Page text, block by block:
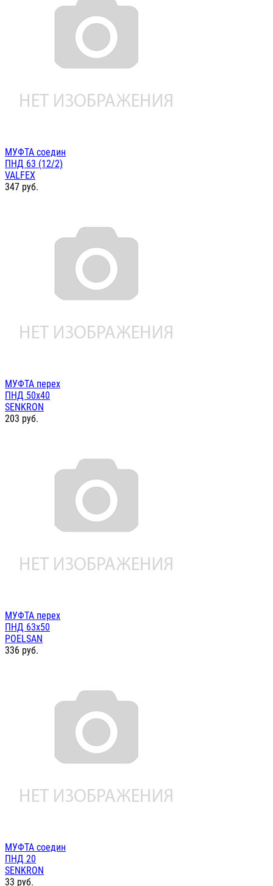
МУФТА соедин
ПНД 63 (12/2)
VALFEX
347 руб.
МУФТА перех
ПНД 50х40
SENKRON
203 руб.
МУФТА перех
ПНД 63х50
POELSAN
336 руб.
МУФТА соедин
ПНД 20
SENKRON
33 руб.